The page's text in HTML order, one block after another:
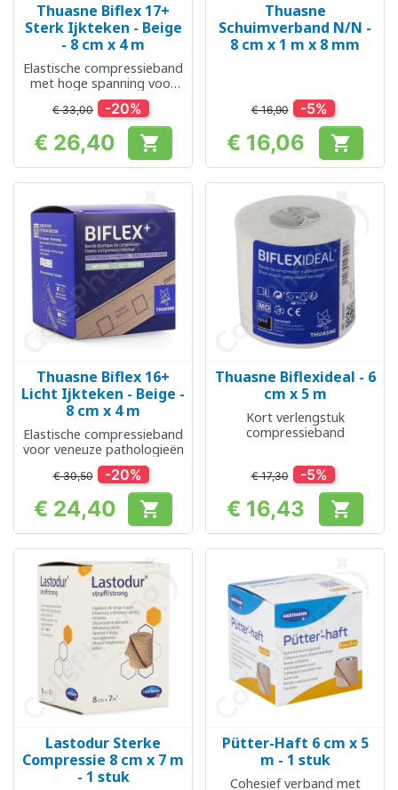
Thuasne Biflex 17+
Sterk Ijkteken - Beige
- 8 cm x 4 m
Elastische compressieband
met hoge spanning voor
veneuze pathologieën
€ 33,00 -20%
Prijs
€ 26,40 
Thuasne
Schuimverband N/N -
8 cm x 1 m x 8 mm
€ 16,90 -5%
Prijs
€ 16,06 
Thuasne Biflex 16+
Licht Ijkteken - Beige -
8 cm x 4 m
Elastische compressieband
voor veneuze pathologieën
€ 30,50 -20%
Prijs
€ 24,40 
Thuasne Biflexideal - 6
cm x 5 m
Kort verlengstuk
compressieband
€ 17,30 -5%
Prijs
€ 16,43 
Lastodur Sterke
Compressie 8 cm x 7 m
- 1 stuk
Pütter-Haft 6 cm x 5
m - 1 stuk
Cohesief verband met